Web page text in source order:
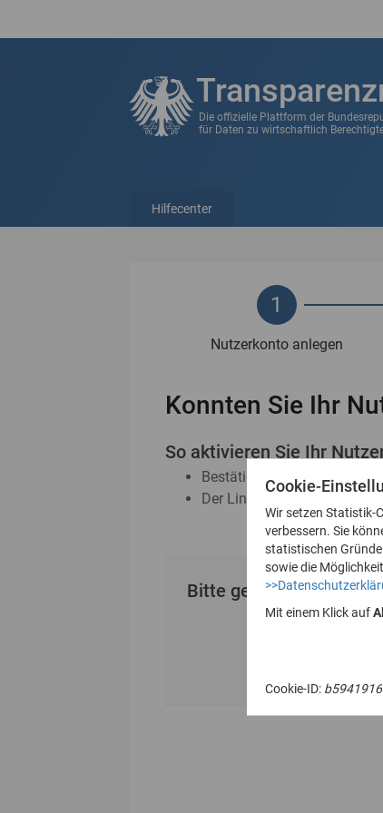
Die offizielle Plattform der
für Daten zu wirtschaftlich
Hilfecenter
1
Nutzerkonto anlegen
Konnten Sie Ihr
So aktivieren Sie Ihr
Bestätigen Sie den
Der Link ist 24 Stunden gültig
Bitte geben Sie Ihre E-
Cookie-
Wir setzen Statistik-
verbessern. Sie
statistischen
sowie die
Mit einem Klick auf
Cookie-ID: